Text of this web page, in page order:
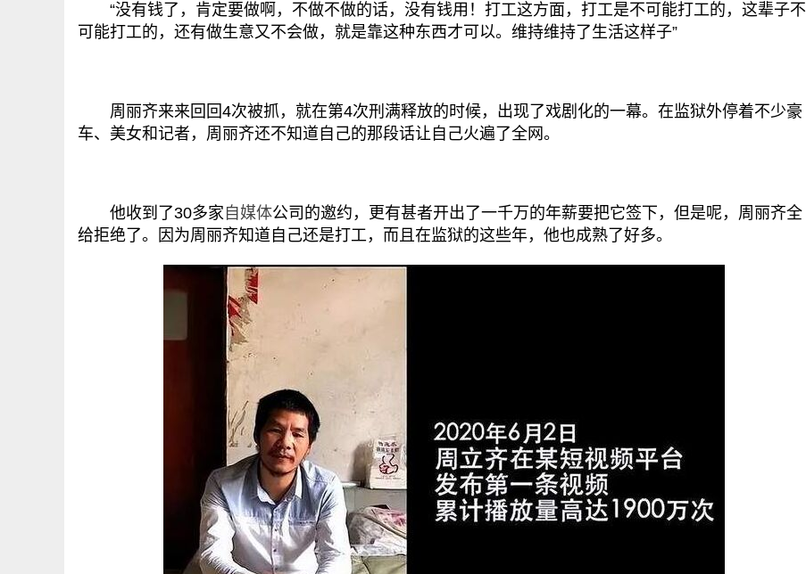
“没有钱了，肯定要做啊，不做不做的话，没有钱用！打工这方面，打工是不可能打工的，这辈子不
可能打工的，还有做生意又不会做，就是靠这种东西才可以。维持维持了生活这样子”
周丽齐来来回回4次被抓，就在第4次刑满释放的时候，出现了戏剧化的一幕。在监狱外停着不少豪
车、美女和记者，周丽齐还不知道自己的那段话让自己火遍了全网。
他收到了30多家 自媒体公司的邀约，更有甚者开出了一千万的年薪要把它签下，但是呢，周丽齐全
给拒绝了。因为周丽齐知道自己还是打工，而且在监狱的这些年，他也成熟了好多。